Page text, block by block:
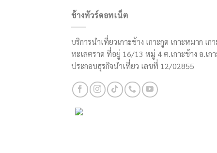
ช้างทัวร์ดอทเน็ต
บริการนำเที่ยวเกาะช้าง เกาะกูด เกาะหมาก เ
ทะเลตราด ที่อยู่ 16/13 หมู่ 4 ต.เกาะช้าง อ.เ
ประกอบธุรกิจนำเที่ยว เลขที่ 12/02855